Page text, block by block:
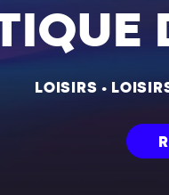
LOISIRS •